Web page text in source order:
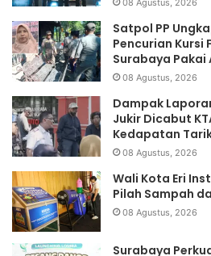
Satpol PP
Pencurian Kursi
Surabaya Pakai
08 Agustus, 2026
Dampak
Jukir Dicabut
Kedapatan
08 Agustus, 2026
Wali Kota Eri
Pilah Sampah
08 Agustus, 2026
Surabaya